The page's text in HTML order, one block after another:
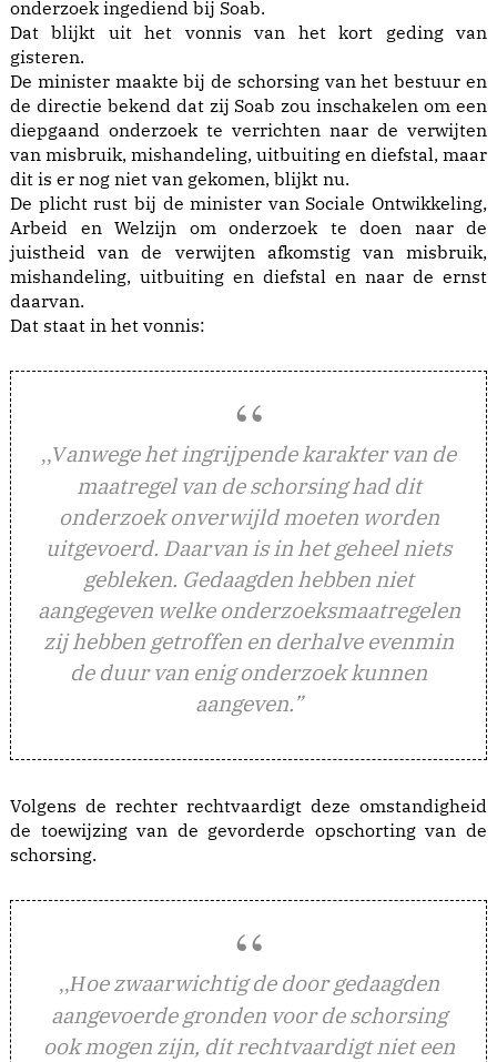
onderzoek ingediend bij Soab.
Dat blijkt uit het vonnis van het kort geding van
gisteren.
De minister maakte bij de schorsing van het bestuur en
de directie bekend dat zij Soab zou inschakelen om een
diepgaand onderzoek te verrichten naar de verwijten
van misbruik, mishandeling, uitbuiting en diefstal, maar
dit is er nog niet van gekomen, blijkt nu.
De plicht rust bij de minister van Sociale Ontwikkeling,
Arbeid en Welzijn om onderzoek te doen naar de
juistheid van de verwijten afkomstig van misbruik,
mishandeling, uitbuiting en diefstal en naar de ernst
daarvan.
Dat staat in het vonnis:
,,Vanwege het ingrijpende karakter van de
maatregel van de schorsing had dit
onderzoek onverwijld moeten worden
uitgevoerd. Daarvan is in het geheel niets
gebleken. Gedaagden hebben niet
aangegeven welke onderzoeksmaatregelen
zij hebben getroffen en derhalve evenmin
de duur van enig onderzoek kunnen
aangeven.”
Volgens de rechter rechtvaardigt deze omstandigheid
de toewijzing van de gevorderde opschorting van de
schorsing.
,,Hoe zwaarwichtig de door gedaagden
aangevoerde gronden voor de schorsing
ook mogen zijn, dit rechtvaardigt niet een